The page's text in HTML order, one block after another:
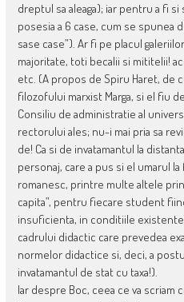
dreptul sa aleaga); iar pentru a fi
posesia a 6 case, cum se spunea
sase case”). Ar fi pe placul
majoritate, toti becalii si mititelii!
etc. (A propos de Spiru Haret, de
filozofului marxist Marga, si el fiu
Consiliu de administratie al
rectorului ales; nu-i mai pria sa
de! Ca si de invatamantul la
personaj, care a pus si el umarul
romanesc, printre multe altele
capita”, pentru fiecare student
insuficienta, in conditiile
cadrului didactic care prevedea
normelor didactice si, deci, a
invatamantul de stat cu taxa!).
Iar despre Boc, ceea ce va scriam